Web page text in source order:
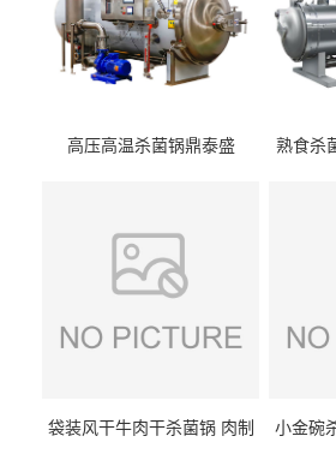
高压高温杀菌锅鼎泰盛
熟食杀
袋装风干牛肉干杀菌锅 肉制
小金碗